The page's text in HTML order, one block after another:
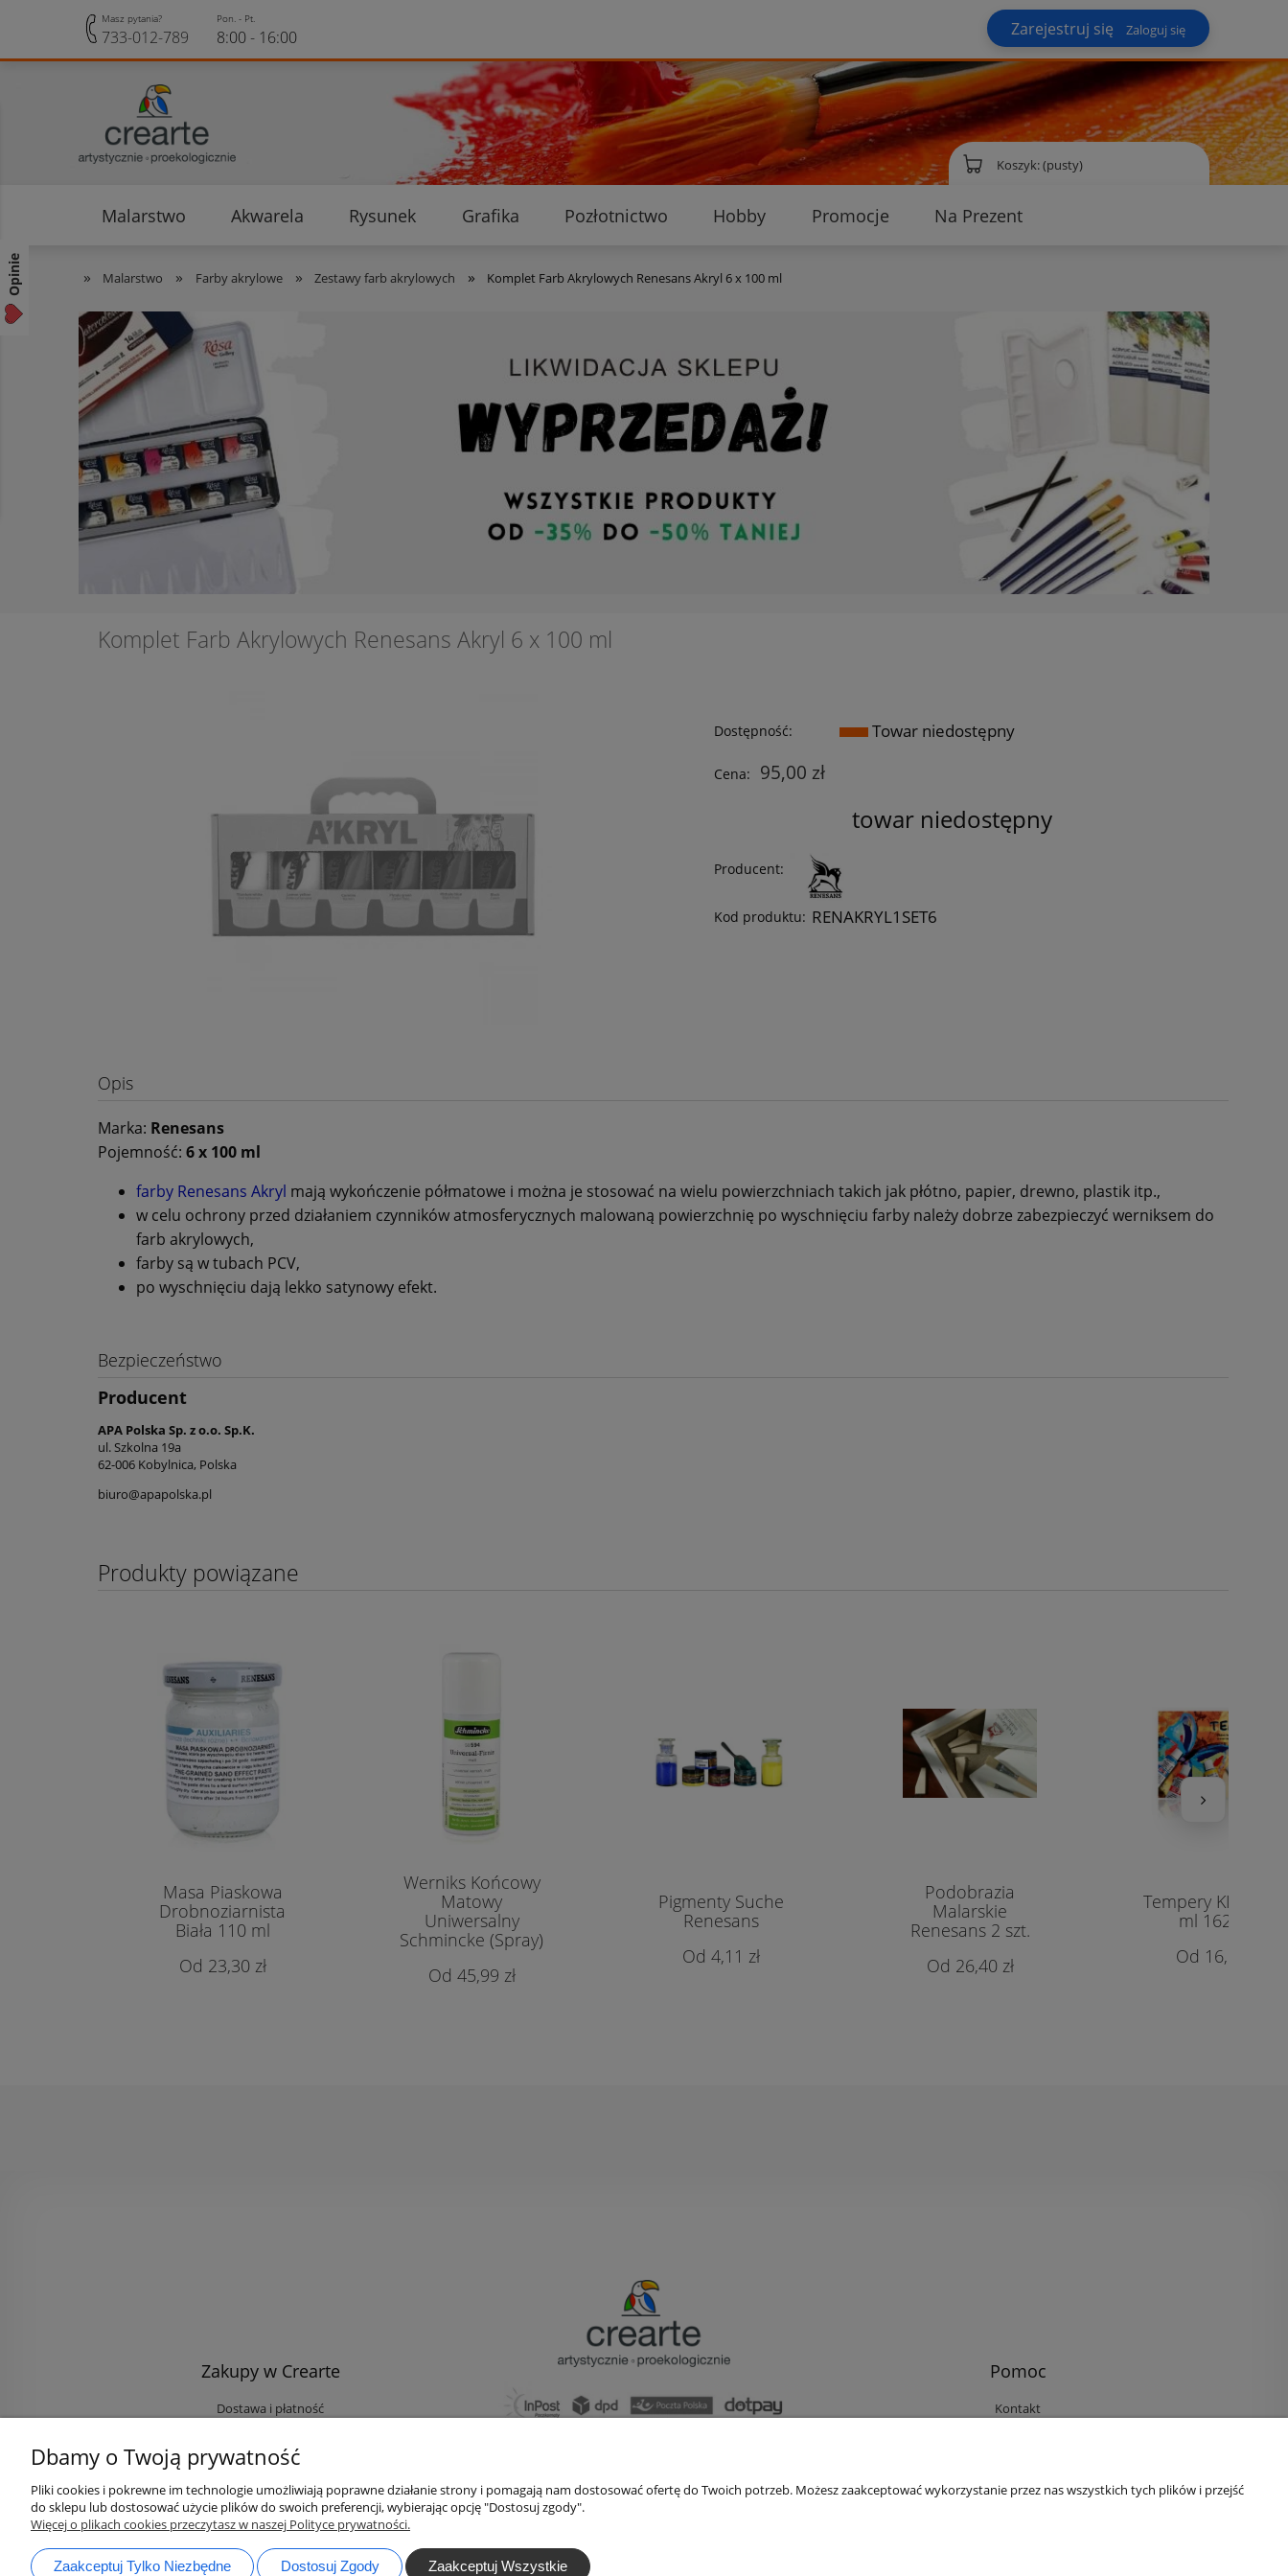
Zarejestruj się Zaloguj się
Koszyk:(pusty)
Malarstwo Akwarela Rysunek Grafika Pozłotnictwo Hobby Promocje
Na Prezent
» Malarstwo » Farby akrylowe » Zestawy farb akrylowych » Komplet Farb Akrylowych Renesans Akryl 6 x 100 ml
Komplet Farb Akrylowych Renesans Akryl 6 x 100 ml
Dostępność: Towar niedostępny
Cena: 95,00 zł
towar niedostępny
Producent:
Kod produktu: RENAKRYL1SET6
Opis
Marka: Renesans
Pojemność: 6 x 100 ml
farby Renesans Akryl mają wykończenie półmatowe i można je stosować na wielu powierzchniach takich jak płótno, papier, drewno, plastik itp.,
w celu ochrony przed działaniem czynników atmosferycznych malowaną powierzchnię po wyschnięciu farby należy dobrze zabezpieczyć werniksem do
farb akrylowych,
farby są w tubach PCV,
po wyschnięciu dają lekko satynowy efekt.
Bezpieczeństwo
Producent
APA Polska Sp. z o.o. Sp.K.
ul. Szkolna 19a
62-006 Kobylnica, Polska
biuro@apapolska.pl
Produkty powiązane
Masa Piaskowa
Drobnoziarnista
Biała 110 ml
23,30 zł
Werniks Końcowy
Matowy
Uniwersalny
Schmincke (Spray)
45,99 zł
Pigmenty Suche
Renesans
4,11 zł
Podobrazia
Malarskie
Renesans 2 szt.
26,40 zł
Tempery KIN 6 x
ml 162547
16,20 zł
Zakupy w Crearte
Dostawa i płatność
Rabaty i Zniżki
Opinie klientów
Zaloguj się na Twoje konto
Pomoc
Kontakt
Ustawienia plików cookies
tel.:733 012 789
Masz pytania?
733-012-789
Pon. - Pt.
8:00 - 16:00
Dbamy o Twoją prywatność
Pliki cookies i pokrewne im technologie umożliwiają poprawne działanie strony i pomagają nam dostosować ofertę do Twoich potrzeb. Możesz zaakceptować wykorzystanie przez nas wszystkich tych plików i przejść
do sklepu lub dostosować użycie plików do swoich preferencji, wybierając opcję "Dostosuj zgody".
Więcej o plikach cookies przeczytasz w naszej Polityce prywatności.
Zaakceptuj Tylko Niezbędne Dostosuj Zgody Zaakceptuj Wszystkie
Opinie